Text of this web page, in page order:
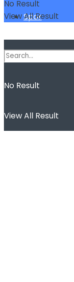
Spor
No Result
View All Result
No Result
View All Result